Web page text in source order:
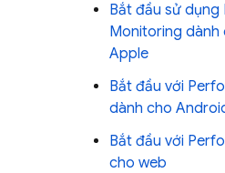
Bắt đầu sử dụng
Monitoring dành
Apple
Bắt đầu với
dành cho
Bắt đầu với
cho web